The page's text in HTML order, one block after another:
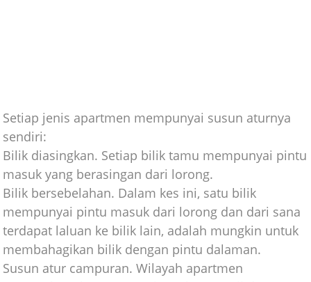
Setiap jenis apartmen mempunyai susun aturnya
sendiri:
Bilik diasingkan. Setiap bilik tamu mempunyai pintu
masuk yang berasingan dari lorong.
Bilik bersebelahan. Dalam kes ini, satu bilik
mempunyai pintu masuk dari lorong dan dari sana
terdapat laluan ke bilik lain, adalah mungkin untuk
membahagikan bilik dengan pintu dalaman.
Susun atur campuran. Wilayah apartmen